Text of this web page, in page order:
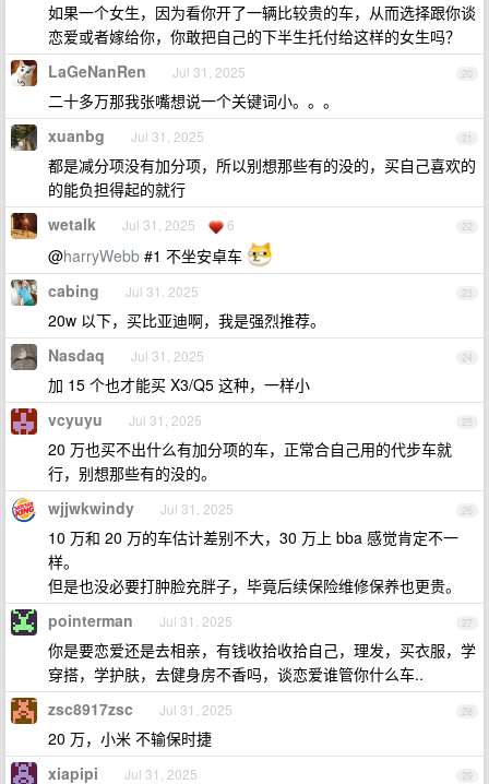
如果一个女生，因为看你开了一辆比较贵的车，从而选择跟你谈
恋爱或者嫁给你，你敢把自己的下半生托付给这样的女生吗？
20
LaGeNanRen Jul 31, 2025
二十多万那我张嘴想说一个关键词小。。。
21
xuanbg Jul 31, 2025
都是减分项没有加分项，所以别想那些有的没的，买自己喜欢的
的能负担得起的就行
22
wetalk Jul 31, 2025 6
@harryWebb #1 不坐安卓车
23
cabing Jul 31, 2025
20w 以下，买比亚迪啊，我是强烈推荐。
24
Nasdaq Jul 31, 2025
加 15 个也才能买 X3/Q5 这种，一样小
25
vcyuyu Jul 31, 2025
20 万也买不出什么有加分项的车，正常合自己用的代步车就
行，别想那些有的没的。
26
wjjwkwindy Jul 31, 2025
10 万和 20 万的车估计差别不大，30 万上 bba 感觉肯定不一
样。
但是也没必要打肿脸充胖子，毕竟后续保险维修保养也更贵。
27
pointerman Jul 31, 2025
你是要恋爱还是去相亲，有钱收拾收拾自己，理发，买衣服，学
穿搭，学护肤，去健身房不香吗，谈恋爱谁管你什么车..
28
zsc8917zsc Jul 31, 2025
20 万，小米 不输保时捷
29
xiapipi Jul 31, 2025